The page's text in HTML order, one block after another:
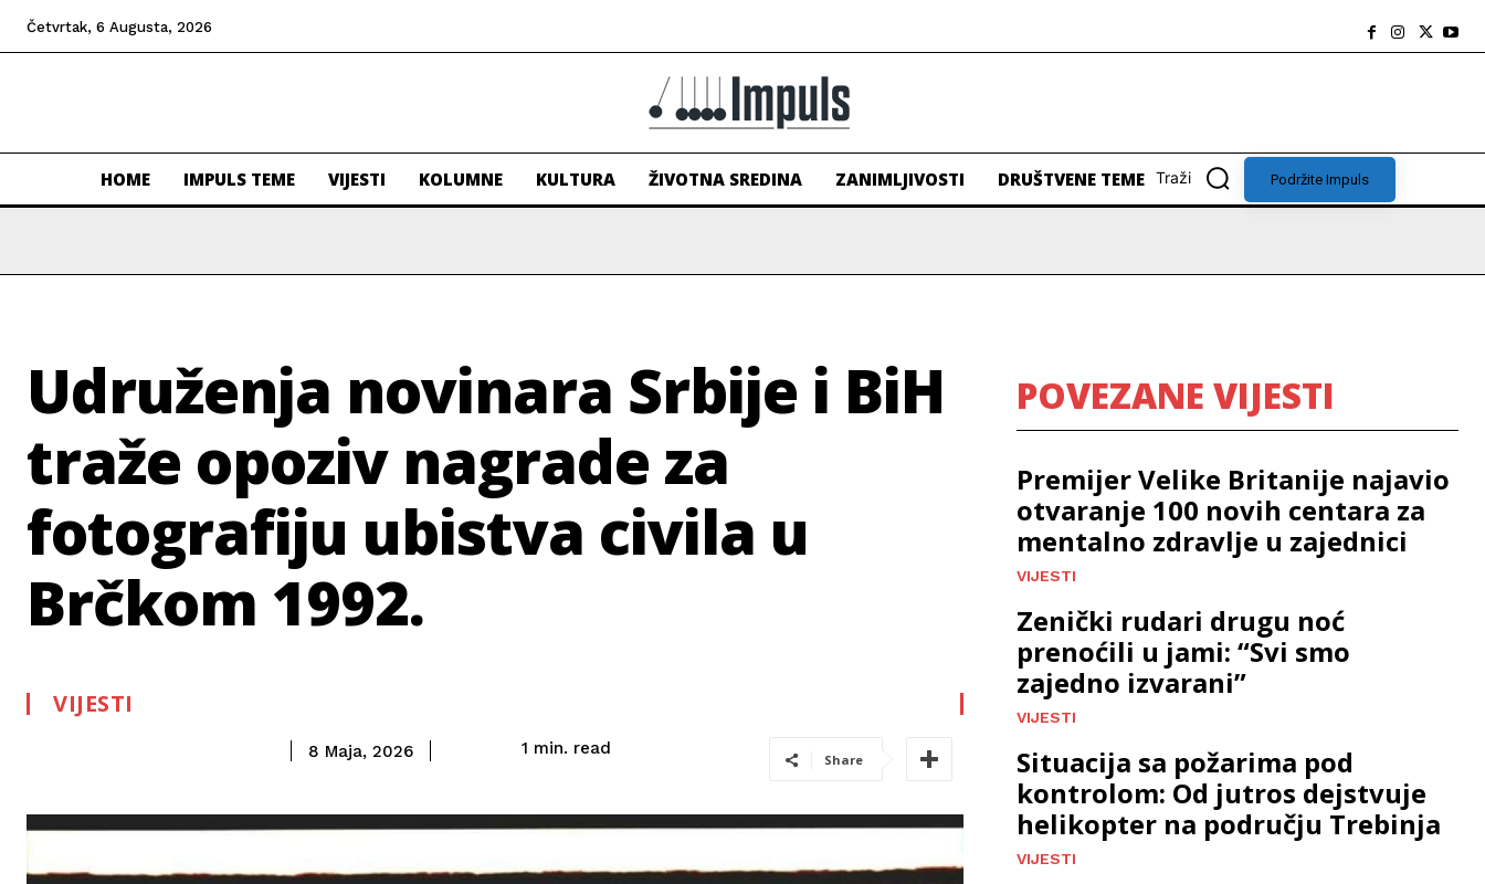
Četvrtak, 6 Augusta, 2026
HOME IMPULS TEME VIJESTI KOLUMNE KULTURA ŽIVOTNA SREDINA ZANIMLJIVOSTI DRUŠTVENE TEME Traži Podržite Impuls
Udruženja novinara Srbije i BiH
traže opoziv nagrade za
fotografiju ubistva civila u
Brčkom 1992.
VIJESTI
8 Maja, 2026 1 min. read
Share
POVEZANE VIJESTI
Premijer Velike Britanije najavio
otvaranje 100 novih centara za
mentalno zdravlje u zajednici
VIJESTI
Zenički rudari drugu noć
prenoćili u jami: “Svi smo
zajedno izvarani”
VIJESTI
Situacija sa požarima pod
kontrolom: Od jutros dejstvuje
helikopter na području Trebinja
VIJESTI